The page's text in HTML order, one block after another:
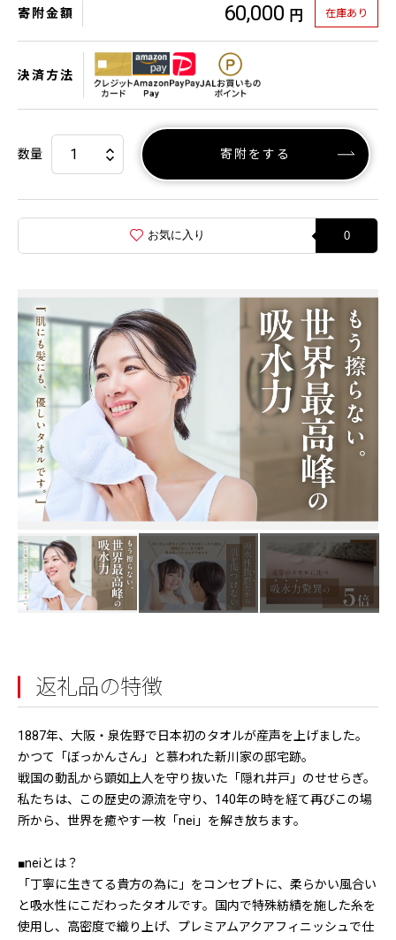
寄附金額 60,000 円 在庫あり
決済方法
数量 寄附をする
お気に入り 0
返礼品の特徴
1887年、大阪・泉佐野で日本初のタオルが産声を上げました。
かつて「ぼっかんさん」と慕われた新川家の邸宅跡。
戦国の動乱から顕如上人を守り抜いた「隠れ井戸」のせせらぎ。
私たちは、この歴史の源流を守り、140年の時を経て再びこの場
所から、世界を癒やす一枚「nei」を解き放ちます。
■neiとは？
「丁寧に生きてる貴方の為に」をコンセプトに、柔らかい風合い
と吸水性にこだわったタオルです。国内で特殊紡績を施した糸を
使用し、高密度で織り上げ、プレミアムアクアフィニッシュで仕